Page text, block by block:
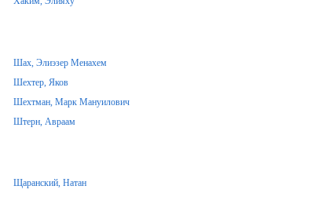
Шах, Элиэзер Менахем
Шехтер, Яков
Шехтман, Марк Мануилович
Штерн, Авраам
Щаранский, Натан